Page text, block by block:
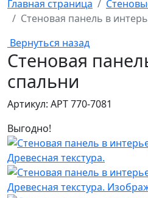
Главная страница
Стеновая панель в
Вернуться назад
Стеновая
спальни
Артикул: АРТ 770-7081
Выгодно!